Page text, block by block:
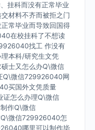
挂科而没有正常毕业
材料不齐而被拒之门
常毕业而导致回国得
在校挂科了不想读
找工 作没有
本科/研究生文凭
士又怎么办Q\微信
Q\微信729926040网
买国外文凭质量
怎么办理Q\微信
作Q\微信
微信729926040怎
哪里可以制作毕